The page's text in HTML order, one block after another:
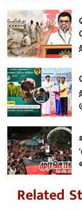
Related